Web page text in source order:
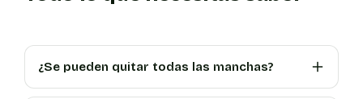
¿Se pueden quitar todas las manchas?